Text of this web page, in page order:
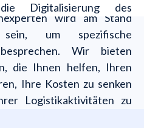
Digitalisierung des
besprechen!wird am Stand
um spezifische
Wir bieten
die Ihnen helfen, Ihren
Ihre Kosten zu senken
Logistikaktivitäten zu